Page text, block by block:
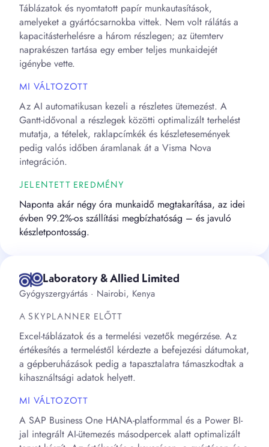
Táblázatok és nyomtatott papír munkautasítások,
amelyeket a gyártócsarnokba vittek. Nem volt rálátás a
kapacitásterhelésre a három részlegen; az ütemterv
naprakészen tartása egy ember teljes munkaidejét
igénybe vette.
MI VÁLTOZOTT
Az AI automatikusan kezeli a részletes ütemezést. A
Gantt-idővonal a részlegek közötti optimalizált terhelést
mutatja, a tételek, raklapcímkék és készletesemények
pedig valós időben áramlanak át a Visma Nova
integráción.
JELENTETT EREDMÉNY
Naponta akár négy óra munkaidő megtakarítása, az idei
évben 99.2%-os szállítási megbízhatóság – és javuló
készletpontosság.
Laboratory & Allied Limited
Gyógyszergyártás · Nairobi, Kenya
A SKYPLANNER ELŐTT
Excel-táblázatok és a termelési vezetők megérzése. Az
értékesítés a termeléstől kérdezte a befejezési dátumokat,
a gépberuházások pedig a tapasztalatra támaszkodtak a
kihasználtsági adatok helyett.
MI VÁLTOZOTT
A SAP Business One HANA-platformmal és a Power BI-
jal integrált AI-ütemezés másodpercek alatt optimalizált